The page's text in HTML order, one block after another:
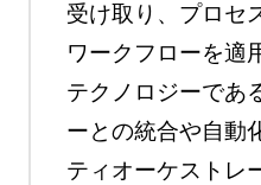
受け取り、プロセ
ワークフローを適
テクノロジーであ
ーとの統合や自動
ティオーケストレ